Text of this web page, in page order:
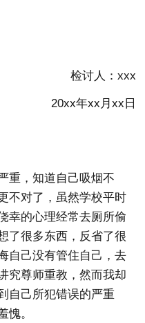
检讨人：xxx
20xx年xx月xx日
重，知道自己吸烟不
不对了，虽然学校平时
幸的心理经常去厕所偷
了很多东西，反省了很
自己没有管住自己，去
究尊师重教，然而我却
自己所犯错误的严重
愧。